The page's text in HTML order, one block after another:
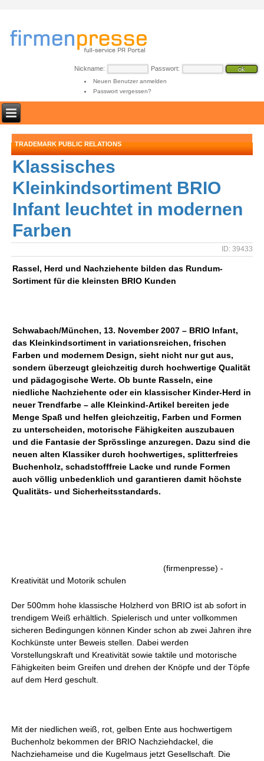
Nickname: Passwort:
Neuen Benutzer anmelden
Passwort vergessen?
TRADEMARK PUBLIC RELATIONS
Klassisches
Kleinkindsortiment BRIO
Infant leuchtet in modernen
Farben
ID: 39433
Rassel, Herd und Nachziehente bilden das Rundum-
Sortiment für die kleinsten BRIO Kunden
Schwabach/München, 13. November 2007 – BRIO Infant,
das Kleinkindsortiment in variationsreichen, frischen
Farben und modernem Design, sieht nicht nur gut aus,
sondern überzeugt gleichzeitig durch hochwertige Qualität
und pädagogische Werte. Ob bunte Rasseln, eine
niedliche Nachziehente oder ein klassischer Kinder-Herd in
neuer Trendfarbe – alle Kleinkind-Artikel bereiten jede
Menge Spaß und helfen gleichzeitig, Farben und Formen
zu unterscheiden, motorische Fähigkeiten auszubauen
und die Fantasie der Sprösslinge anzuregen. Dazu sind die
neuen alten Klassiker durch hochwertiges, splitterfreies
Buchenholz, schadstofffreie Lacke und runde Formen
auch völlig unbedenklich und garantieren damit höchste
Qualitäts- und Sicherheitsstandards.
(firmenpresse) -
Kreativität und Motorik schulen
Der 500mm hohe klassische Holzherd von BRIO ist ab sofort in
trendigem Weiß erhältlich. Spielerisch und unter vollkommen
sicheren Bedingungen können Kinder schon ab zwei Jahren ihre
Kochkünste unter Beweis stellen. Dabei werden
Vorstellungskraft und Kreativität sowie taktile und motorische
Fähigkeiten beim Greifen und drehen der Knöpfe und der Töpfe
auf dem Herd geschult.
Mit der niedlichen weiß, rot, gelben Ente aus hochwertigem
Buchenholz bekommen der BRIO Nachziehdackel, die
Nachziehameise und die Kugelmaus jetzt Gesellschaft. Die